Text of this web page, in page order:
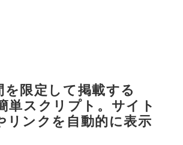
を限定して掲載する
単スクリプト。サイト
リンクを自動的に表示